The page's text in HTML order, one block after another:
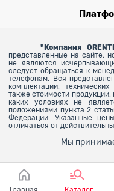
" Компания
представленные на сайте,
не являются
следует обращаться к
телефонам. Вся
комплектации,
также стоимости
каких условиях не
положениями пункта 2
Федерации. Указанные
отличаться от
Мы